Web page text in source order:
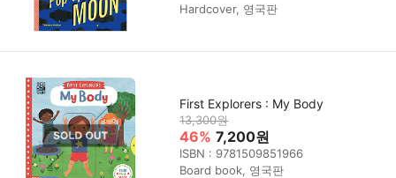
Hardcover, 영국판
First Explorers : My Body
13,300원
46% 7,200원
ISBN : 9781509851966
Board book, 영국판